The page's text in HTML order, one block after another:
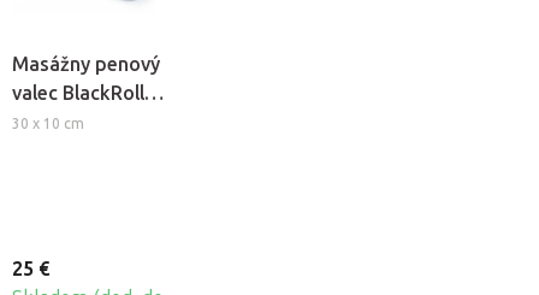
Masážny penový
valec BlackRoll®
Slim
30 x 10 cm
25 €